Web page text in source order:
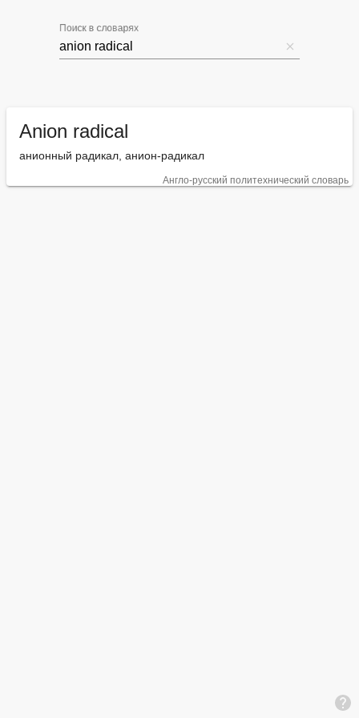
Поиск в словарях
Anion radical
анионный радикал, анион-радикал
Англо-русский политехнический словарь